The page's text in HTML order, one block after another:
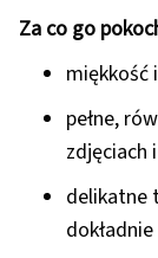
Za co go
miękkość
pełne,
zdjęciach
delikatne